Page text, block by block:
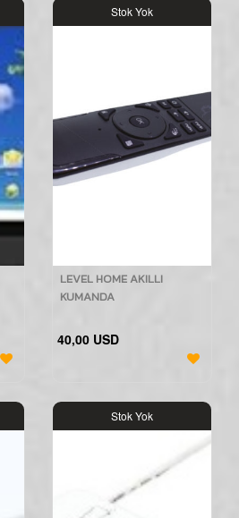
Stok Yok
LEVEL HOME AKILLI
KUMANDA
40,00 USD
Stok Yok